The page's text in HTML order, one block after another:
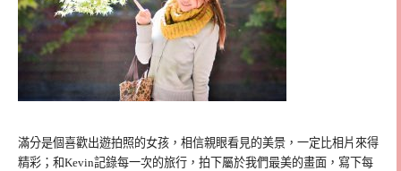
滿分是個喜歡出遊拍照的女孩，相信親眼看見的美景，一定比相片來得
精彩；和Kevin記錄每一次的旅行，拍下屬於我們最美的畫面，寫下每